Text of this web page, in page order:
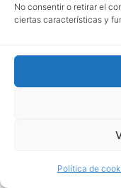
No consentir o retirar el
ciertas características y
Política de